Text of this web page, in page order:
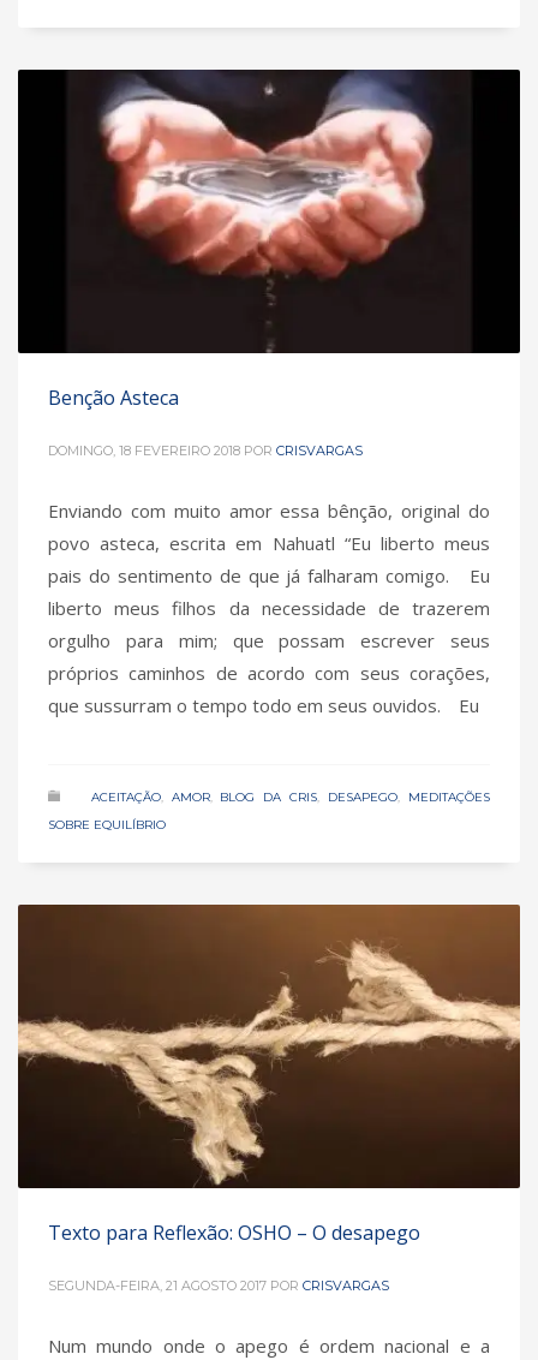
Benção Asteca
DOMINGO, 18 FEVEREIRO 2018 POR CRISVARGAS
Enviando com muito amor essa bênção, original do
povo asteca, escrita em Nahuatl “Eu liberto meus
pais do sentimento de que já falharam comigo.⠀ Eu
liberto meus filhos da necessidade de trazerem
orgulho para mim; que possam escrever seus
próprios caminhos de acordo com seus corações,
que sussurram o tempo todo em seus ouvidos.⠀ Eu
ACEITAÇÃO, AMOR, BLOG DA CRIS, DESAPEGO, MEDITAÇÕES
SOBRE EQUILÍBRIO
Texto para Reflexão: OSHO – O desapego
SEGUNDA-FEIRA, 21 AGOSTO 2017 POR CRISVARGAS
Num mundo onde o apego é ordem nacional e a